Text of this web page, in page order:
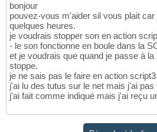
bonjour
pouvez-vous m'aider sil vous plait car
quelques heures.
je voudrais stopper son en action
- le son fonctionne en boule dans la
et je voudrais que quand je passe à
stoppe.
je ne sais pas le faire en action script3.
j'ai lu des tutus sur le net mais j'ai
j'ai fait comme indiqué mais j'ai reçu